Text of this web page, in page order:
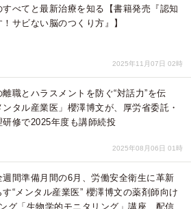
すべてと最新治療を知る【書籍発売『認知
サビない脳のつくり方』】
2025年11月07日 02時
職とハラスメントを防ぐ“対話力”を伝
タル産業医」櫻澤博文が、厚労省委託・
研修で2025年度も講師続投
2025年08月06日 01時
週間準備月間の6月、労働安全衛生に革新
す“メンタル産業医” 櫻澤博文の薬剤師向け
グ「生物学的モニタリング」講座 配信